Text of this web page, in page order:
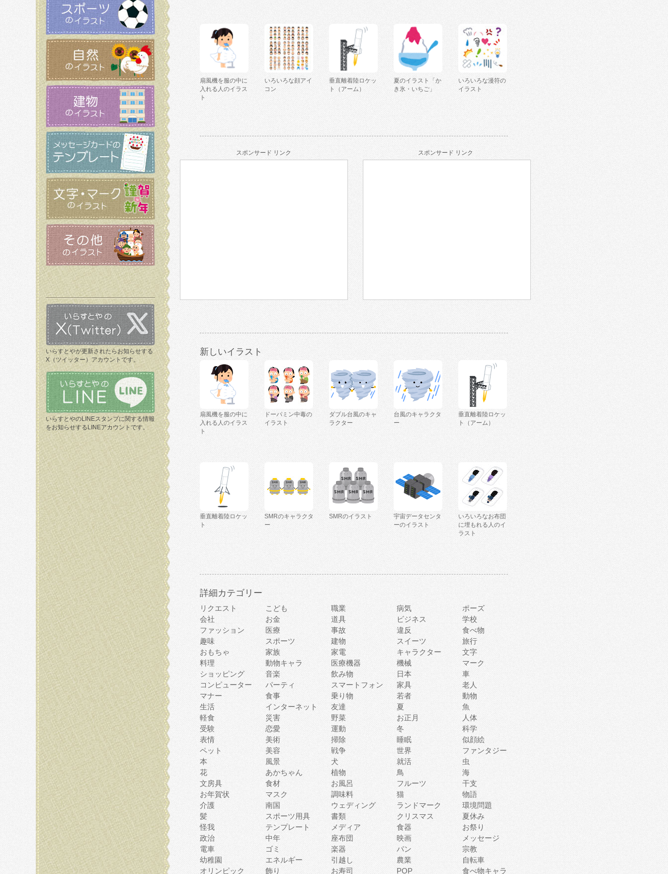
いらすとやが更新されたらお知らせする
X（ツイッター）アカウントです。
いらすとやのLINEスタンプに関する情報
をお知らせするLINEアカウントです。
扇風機を服の中に
入れる人のイラス
ト
いろいろな顔アイ
コン
垂直離着陸ロケッ
ト（アーム）
夏のイラスト「か
き氷・いちご」
いろいろな漫符の
イラスト
スポンサード リンク スポンサード リンク
新しいイラスト
扇風機を服の中に
入れる人のイラス
ト
ドーパミン中毒の
イラスト
ダブル台風のキャ
ラクター
台風のキャラクタ
ー
垂直離着陸ロケッ
ト（アーム）
垂直離着陸ロケッ
ト
SMRのキャラクタ
ー
SMRのイラスト
宇宙データセンタ
ーのイラスト
いろいろなお布団
に埋もれる人のイ
ラスト
詳細カテゴリー
リクエスト こども 職業 病気
ポーズ
会社
お金 道具 ビジネス
学校
ファッション
医療 事故 違反
食べ物
趣味
スポーツ 建物 スイーツ
旅行
おもちゃ
家族 家電 キャラクター
文字
料理
動物キャラ 医療機器 機械
マーク
ショッピング
音楽 飲み物 日本
車
コンピューター
パーティ スマートフォン 家具
老人
マナー
食事 乗り物 若者
動物
生活
インターネット 友達 夏
魚
軽食
災害 野菜 お正月
人体
受験
恋愛 運動 冬
科学
表情
美術 掃除 睡眠
似顔絵
ペット
美容 戦争 世界
ファンタジー
本
風景 犬 就活
虫
花
あかちゃん 植物 鳥
海
文房具
食材 お風呂 フルーツ
干支
お年賀状
マスク 調味料 猫
物語
介護
南国 ウェディング ランドマーク
環境問題
髪
スポーツ用具 書類 クリスマス
夏休み
怪我
テンプレート メディア 食器
お祭り
政治
中年 座布団 映画
メッセージ
電車
ゴミ 楽器 パン
宗教
幼稚園
エネルギー 引越し 農業
自転車
オリンピック
飾り お寿司 POP 食べ物キャラ